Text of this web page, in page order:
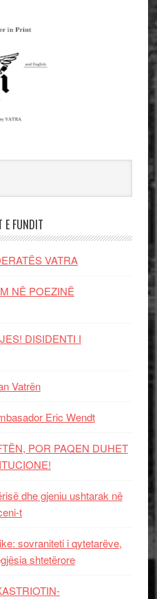
E FUNDIT
VATRA
NË POEZINË
DISIDENTI I
Vatrën
Eric Wendt
POR PAQEN DUHET
dhe gjeniu ushtarak në
t
sovraniteti i qytetarëve,
shtetërore